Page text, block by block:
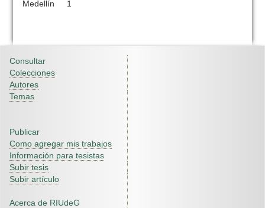
Medellín
1
Consultar
Colecciones
Autores
Temas
Publicar
Como agregar mis trabajos
Información para tesistas
Subir tesis
Subir artículo
Acerca de RIUdeG